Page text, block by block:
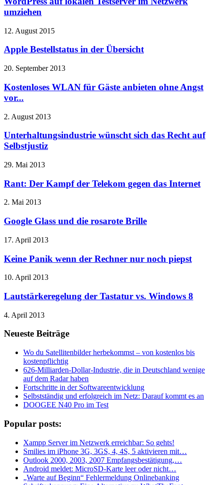
umziehen
12. August 2015
Apple Bestellstatus in der Übersicht
20. September 2013
Kostenloses WLAN für Gäste anbieten ohne Angst
vor...
2. August 2013
Unterhaltungsindustrie wünscht sich das Recht auf
Selbstjustiz
29. Mai 2013
Rant: Der Kampf der Telekom gegen das Internet
2. Mai 2013
Google Glass und die rosarote Brille
17. April 2013
Keine Panik wenn der Rechner nur noch piepst
10. April 2013
Lautstärkeregelung der Tastatur vs. Windows 8
4. April 2013
Neueste Beiträge
Wo du Satellitenbilder herbekommst – von kostenlos bis
kostenpflichtig
626-Milliarden-Dollar-Industrie, die in Deutschland wenige
auf dem Radar haben
Fortschritte in der Softwareentwicklung
Selbstständig und erfolgreich im Netz: Darauf kommt es an
DOOGEE N40 Pro im Test
Popular posts:
Xampp Server im Netzwerk erreichbar: So gehts!
Smilies im iPhone 3G, 3GS, 4, 4S, 5 aktivieren mit…
Outlook 2000, 2003, 2007 Empfangsbestätigung,…
Android meldet: MicroSD-Karte leer oder nicht…
„Warte auf Beginn“ Fehlermeldung Onlinebanking